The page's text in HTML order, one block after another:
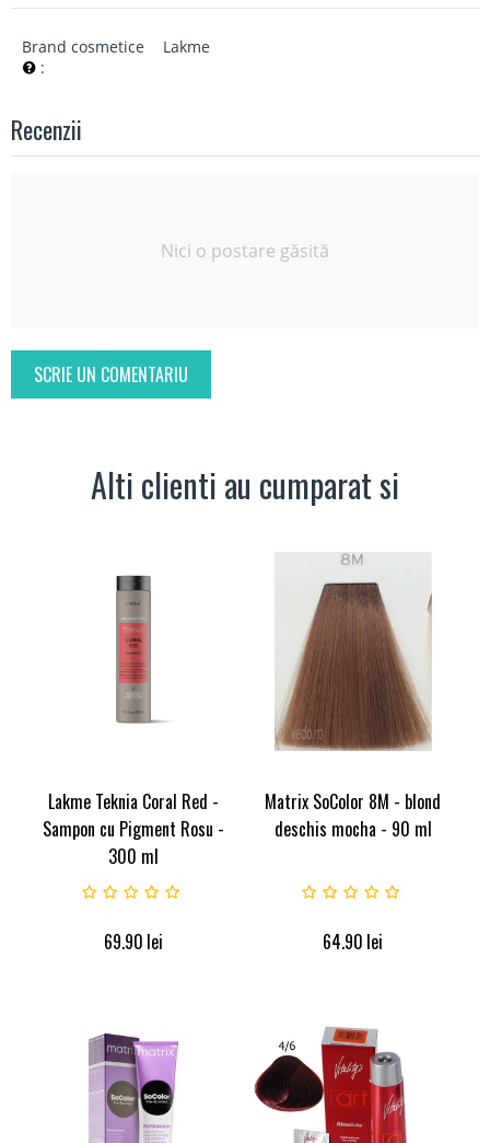
Brand cosmetice
:
Lakme
Recenzii
Nici o postare găsită
SCRIE UN COMENTARIU
Alti clienti au cumparat si
Lakme Teknia Coral Red -
Sampon cu Pigment Rosu -
300 ml
69.90 lei
Matrix SoColor 8M - blond
deschis mocha - 90 ml
64.90 lei